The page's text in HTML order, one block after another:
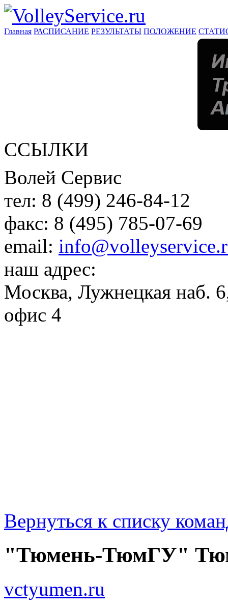
Главная РАСПИСАНИЕ РЕЗУЛЬТАТЫ ПОЛОЖЕНИЕ
ССЫЛКИ
Волей Сервис
тел: 8 (499) 246-84-12
факс: 8 (495) 785-07-69
email:
наш адрес:
Москва, Лужнецкая наб.
офис 4
Вернуться к списку
"Тюмень-ТюмГУ"
vctyumen.ru